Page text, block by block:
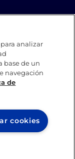
seguridad
Map
analizar
base de un
navegación
de
cookies